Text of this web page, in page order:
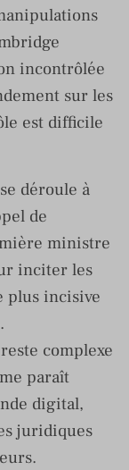
incontrôlée
sur les
est difficile
déroule à
de
ministre
inciter les
plus incisive
complexe
paraît
digital,
juridiques